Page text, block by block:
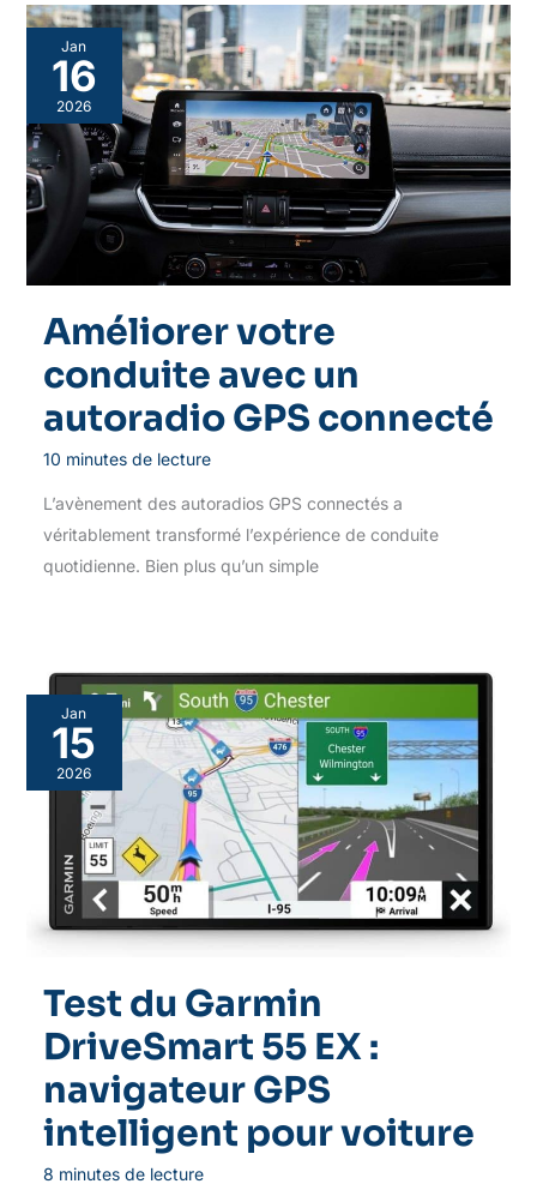
Jan
16
2026
Améliorer votre
conduite avec un
autoradio GPS connecté
10 minutes de lecture
L’avènement des autoradios GPS connectés a
véritablement transformé l’expérience de conduite
quotidienne. Bien plus qu’un simple
Jan
15
2026
Test du Garmin
DriveSmart 55 EX :
navigateur GPS
intelligent pour voiture
8 minutes de lecture